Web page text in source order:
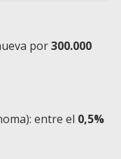
por300.000
entre el 0,5%